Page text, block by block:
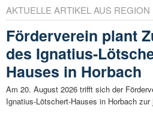
AKTUELLE ARTIKEL AUS REGION
Förderverein plant
des Ignatius-
Hauses in Horbach
Am 20. August 2026 trifft sich der
Ignatius-Lötschert-Hauses in Horbach